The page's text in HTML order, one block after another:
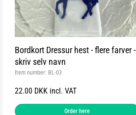
Bordkort Dressur hest - flere farver -
skriv selv navn
Item number: BL-03
22.00 DKK incl. VAT
Order here